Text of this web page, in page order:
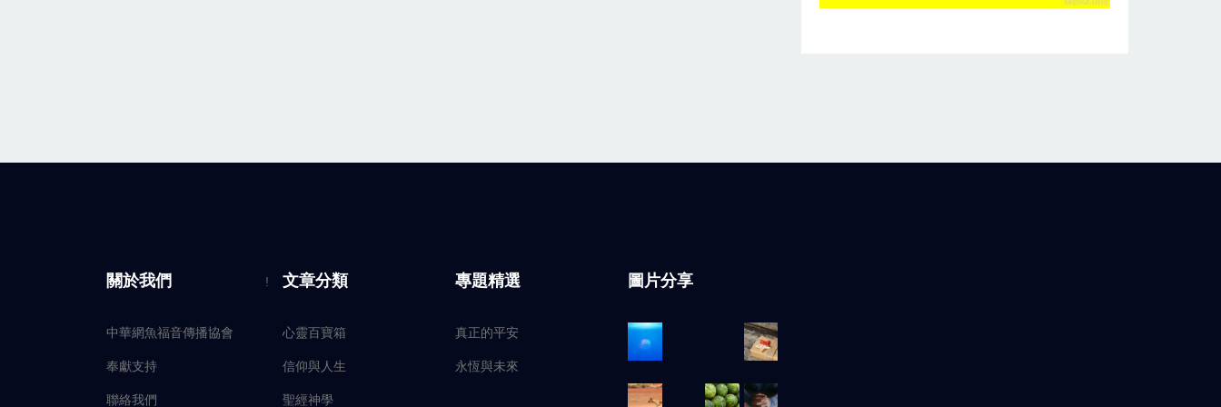
關於我們
中華網魚福音傳播協會
奉獻支持
聯絡我們
! 文章分類
心靈百寶箱
信仰與人生
聖經神學
專題精選
真正的平安
永恆與未來
圖片分享